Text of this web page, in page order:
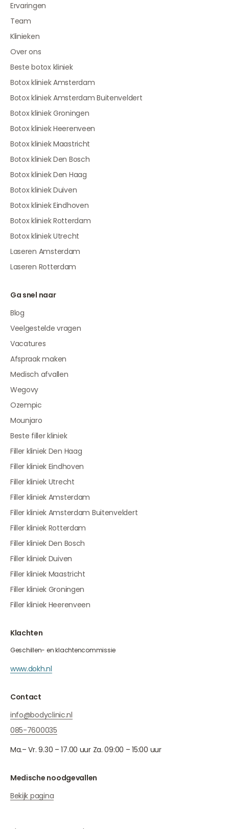
Ervaringen
Team
Klinieken
Over ons
Beste botox kliniek
Botox kliniek Amsterdam
Botox kliniek Amsterdam Buitenveldert
Botox kliniek Groningen
Botox kliniek Heerenveen
Botox kliniek Maastricht
Botox kliniek Den Bosch
Botox kliniek Den Haag
Botox kliniek Duiven
Botox kliniek Eindhoven
Botox kliniek Rotterdam
Botox kliniek Utrecht
Laseren Amsterdam
Laseren Rotterdam
Ga snel naar
Blog
Veelgestelde vragen
Vacatures
Afspraak maken
Medisch afvallen
Wegovy
Ozempic
Mounjaro
Beste filler kliniek
Filler kliniek Den Haag
Filler kliniek Eindhoven
Filler kliniek Utrecht
Filler kliniek Amsterdam
Filler kliniek Amsterdam Buitenveldert
Filler kliniek Rotterdam
Filler kliniek Den Bosch
Filler kliniek Duiven
Filler kliniek Maastricht
Filler kliniek Groningen
Filler kliniek Heerenveen
Klachten
Geschillen- en klachtencommissie
www.dokh.nl
Contact
info@bodyclinic.nl
085-7600035
Ma.– Vr. 9.30 – 17.00 uur Za. 09:00 – 15:00 uur
Medische noodgevallen
Bekijk pagina